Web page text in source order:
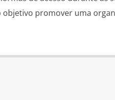
objetivo promover uma